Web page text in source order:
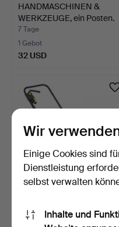
HANDMASCHINEN &
WERKZEUGE, ein Posten.
7 Tage
1 Gebot
32 USD
STH 2.35.
Wir
Einige Cookies sind
Dienstleistung
selbst verwalten
Inhalte und